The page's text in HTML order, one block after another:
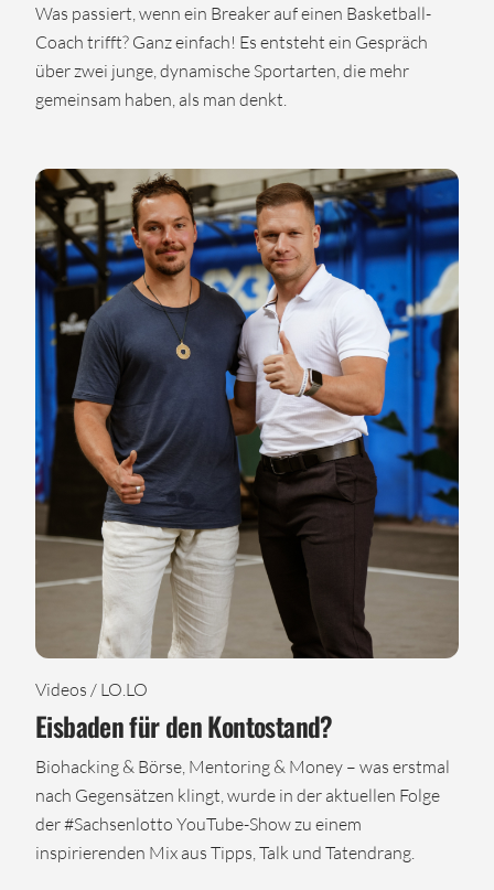
Was passiert, wenn ein Breaker auf einen Basketball-
Coach trifft? Ganz einfach! Es entsteht ein Gespräch
über zwei junge, dynamische Sportarten, die mehr
gemeinsam haben, als man denkt.
Videos / LO.LO
Eisbaden für den Kontostand?
Biohacking & Börse, Mentoring & Money – was erstmal
nach Gegensätzen klingt, wurde in der aktuellen Folge
der #Sachsenlotto YouTube-Show zu einem
inspirierenden Mix aus Tipps, Talk und Tatendrang.